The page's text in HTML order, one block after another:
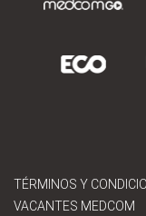
TÉRMINOS Y
VACANTES MEDCOM